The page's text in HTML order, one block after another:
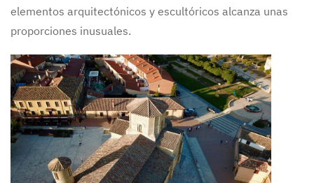
elementos arquitectónicos y escultóricos alcanza unas
proporciones inusuales.